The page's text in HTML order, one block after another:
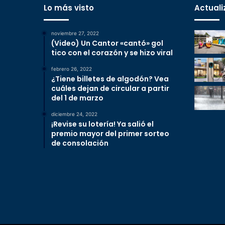
Lo más visto
noviembre 27, 2022
(Video) Un Cantor «cantó» gol
tico con el corazón y se hizo viral
febrero 26, 2022
¿Tiene billetes de algodón? Vea
cuáles dejan de circular a partir
del 1 de marzo
diciembre 24, 2022
¡Revise su lotería! Ya salió el
premio mayor del primer sorteo
de consolación